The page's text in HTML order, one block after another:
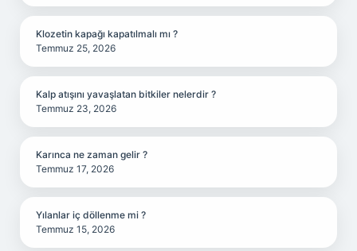
Klozetin kapağı kapatılmalı mı ?
Temmuz 25, 2026
Kalp atışını yavaşlatan bitkiler nelerdir ?
Temmuz 23, 2026
Karınca ne zaman gelir ?
Temmuz 17, 2026
Yılanlar iç döllenme mi ?
Temmuz 15, 2026